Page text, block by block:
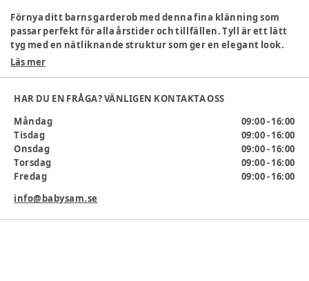
Förnya ditt barns garderob med denna fina klänning som
passar perfekt för alla årstider och tillfällen. Tyll är ett lätt
tyg med en nätliknande struktur som ger en elegant look.
Specifikationer:
Rund halsringning
Knappstängning
Normal passform
Material: 100% polyamid
Tvätta i 30 °C
Färg:5014444
Klädstorlek
Material:Polyamid
Artikelnummer:385462
Läs mer
HAR DU EN FRÅGA? VÄNLIGEN KONTAKTA OSS
Måndag
09:00 - 16:00
Tisdag
09:00 - 16:00
Onsdag
09:00 - 16:00
Torsdag
09:00 - 16:00
Fredag
09:00 - 16:00
info@babysam.se